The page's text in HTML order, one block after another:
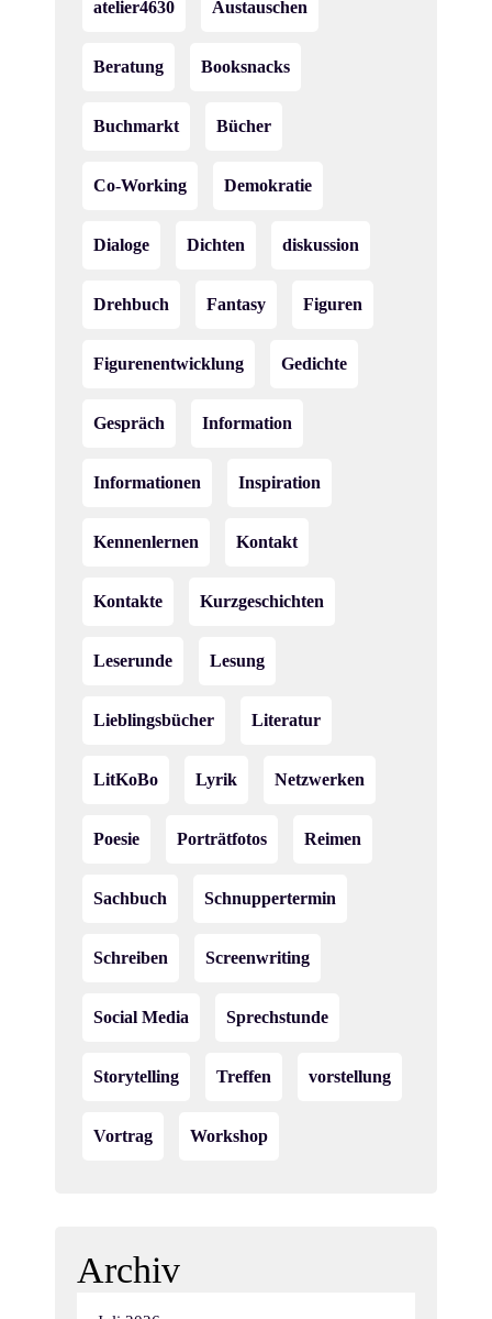
atelier4630 Austauschen
Beratung Booksnacks
Buchmarkt Bücher
Co-Working Demokratie
Dialoge Dichten diskussion
Drehbuch Fantasy Figuren
Figurenentwicklung Gedichte
Gespräch Information
Informationen Inspiration
Kennenlernen Kontakt
Kontakte Kurzgeschichten
Leserunde Lesung
Lieblingsbücher Literatur
LitKoBo Lyrik Netzwerken
Poesie Porträtfotos Reimen
Sachbuch Schnuppertermin
Schreiben Screenwriting
Social Media Sprechstunde
Storytelling Treffen vorstellung
Vortrag Workshop
Archiv